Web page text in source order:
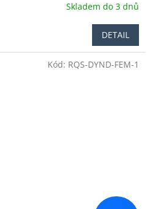
Skladem do 3 dnů
DETAIL
Kód: RQS-DYND-FEM-1